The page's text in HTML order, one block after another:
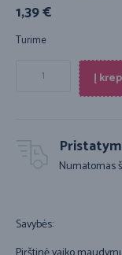
1,39€
Turime
Į
Numatomas
Savybės: